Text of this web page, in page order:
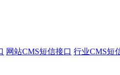
网站CMS短信接口 行业CMS短